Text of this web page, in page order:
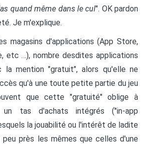
quand même dans le cul". OK pardon
Je m'explique.
magasins d'applications (App Store,
etc …), nombre desdites applications
la mention "gratuit", alors qu'elle ne
qu'à une toute petite partie du jeu
que cette "gratuité" oblige à
tas d'achats intégrés ("in-app
la jouabilité ou l'intérêt de ladite
près les mêmes que celles d'une